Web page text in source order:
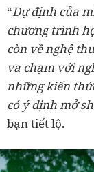
“Dự định của
chương trình
còn về nghệ
va chạm với
những kiến
có ý định mở
bạn tiết lộ.